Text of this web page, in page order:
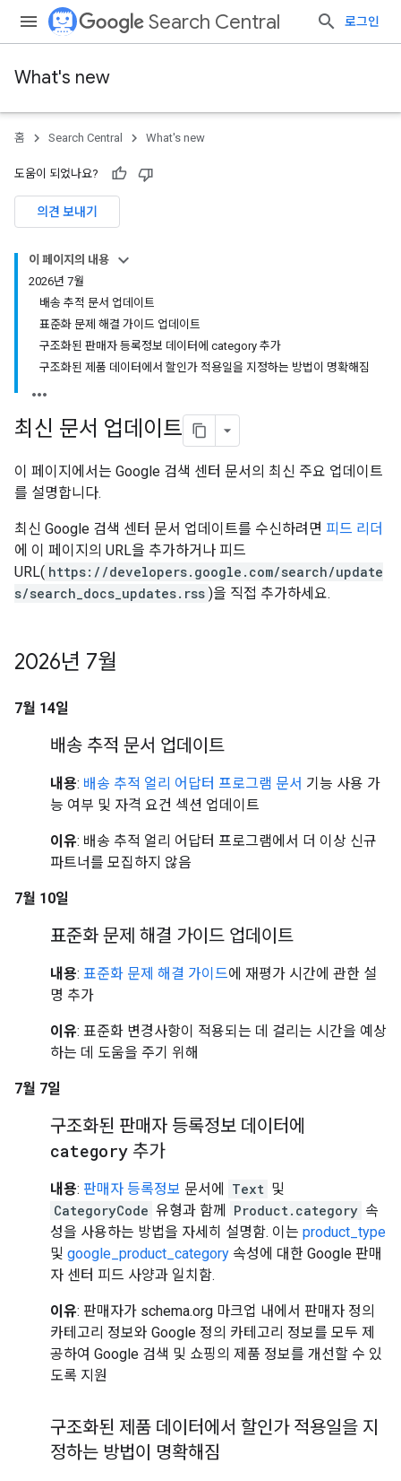
Search Central 로그인
What's new
홈 Search Central What's new
도움이 되었나요?
의견 보내기
이 페이지의 내용
2026년 7월
배송 추적 문서 업데이트
표준화 문제 해결 가이드 업데이트
구조화된 판매자 등록정보 데이터에 category 추가
구조화된 제품 데이터에서 할인가 적용일을 지정하는 방법이 명확해짐
최신 문서 업데이트
이 페이지에서는 Google 검색 센터 문서의 최신 주요 업데이트
를 설명합니다.
최신 Google 검색 센터 문서 업데이트를 수신하려면 피드 리더
에 이 페이지의 URL을 추가하거나 피드
URL( https://developers.google.com/search/update
s/search_docs_updates.rss )을 직접 추가하세요.
2026년 7월
7월 14일
배송 추적 문서 업데이트
내용: 배송 추적 얼리 어답터 프로그램 문서 기능 사용 가
능 여부 및 자격 요건 섹션 업데이트
이유: 배송 추적 얼리 어답터 프로그램에서 더 이상 신규
파트너를 모집하지 않음
7월 10일
표준화 문제 해결 가이드 업데이트
내용: 표준화 문제 해결 가이드에 재평가 시간에 관한 설
명 추가
이유: 표준화 변경사항이 적용되는 데 걸리는 시간을 예상
하는 데 도움을 주기 위해
7월 7일
구조화된 판매자 등록정보 데이터에
category 추가
내용: 판매자 등록정보 문서에 Text 및
CategoryCode 유형과 함께 Product.category 속
성을 사용하는 방법을 자세히 설명함. 이는 product_type
및 google_product_category 속성에 대한 Google 판매
자 센터 피드 사양과 일치함.
이유: 판매자가 schema.org 마크업 내에서 판매자 정의
카테고리 정보와 Google 정의 카테고리 정보를 모두 제
공하여 Google 검색 및 쇼핑의 제품 정보를 개선할 수 있
도록 지원
구조화된 제품 데이터에서 할인가 적용일을 지
정하는 방법이 명확해짐